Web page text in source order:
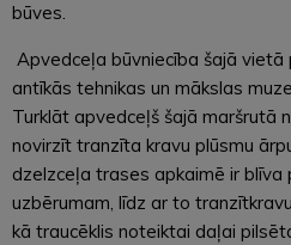
būves.
Apvedceļa būvniecība šajā vietā
antīkās tehnikas un mākslas
Turklāt apvedceļš šajā maršrutā
novirzīt tranzīta kravu plūsmu
dzelzceļa trases apkaimē ir
uzbērumam, līdz ar to
kā traucēklis noteiktai daļai